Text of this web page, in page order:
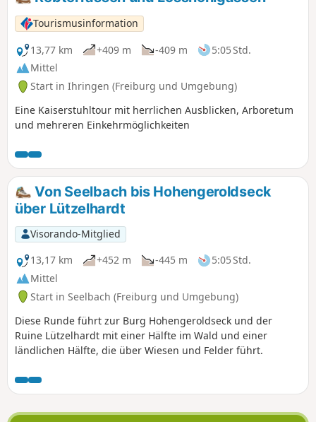
Tourismusinformation
13,77 km
+409 m -409 m
5:05 Std.
Mittel
Start in Ihringen (Freiburg und Umgebung)
Eine Kaiserstuhltour mit herrlichen Ausblicken, Arboretum
und mehreren Einkehrmöglichkeiten
Von Seelbach bis Hohengeroldseck
über Lützelhardt
Visorando-Mitglied
13,17 km
+452 m -445 m
5:05 Std.
Mittel
Start in Seelbach (Freiburg und Umgebung)
Diese Runde führt zur Burg Hohengeroldseck und der
Ruine Lützelhardt mit einer Hälfte im Wald und einer
ländlichen Hälfte, die über Wiesen und Felder führt.